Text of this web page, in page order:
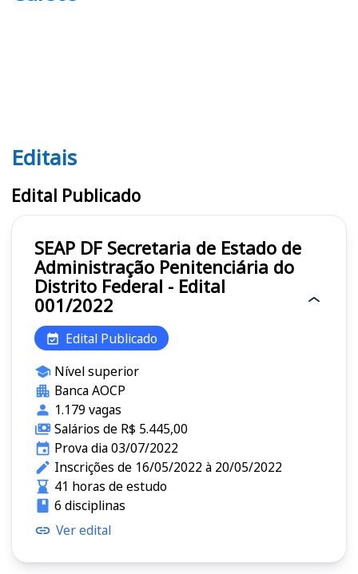
Editais SEAP DF
Editais
Edital Publicado
SEAP DF Secretaria de Estado de
Administração Penitenciária do
Distrito Federal - Edital
001/2022
Edital Publicado
Nível superior
Banca AOCP
1.179 vagas
Salários de R$ 5.445,00
Prova dia 03/07/2022
Inscrições de 16/05/2022 à 20/05/2022
41 horas de estudo
6 disciplinas
Ver edital